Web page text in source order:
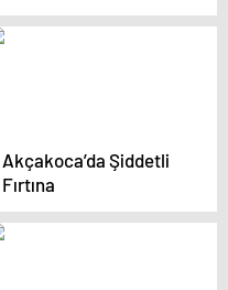
Tamamlandı
Akçakoca’da Şiddetli
Fırtına